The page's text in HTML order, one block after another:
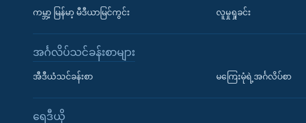
ကမ္ဘာ့ မြန်မာ့ မီဒီယာမြင်ကွင်း လူမှုရှုခင်း
အင်္ဂလိပ်သင်ခန်းစာများ
အီဒီယံသင်ခန်းစာ မကြေးမုံရဲ့အင်္ဂလိပ်စာ
ရေဒီယို